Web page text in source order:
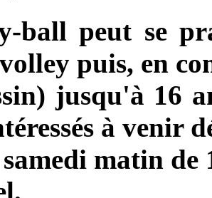
ball peut se
puis, en
jusqu'à 16
à venir
matin de